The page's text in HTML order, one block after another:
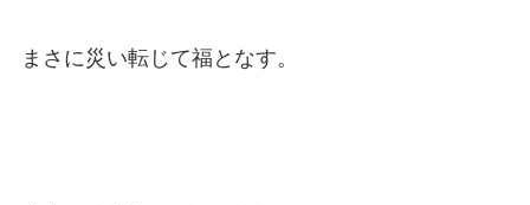
まさに災い転じて福となす。